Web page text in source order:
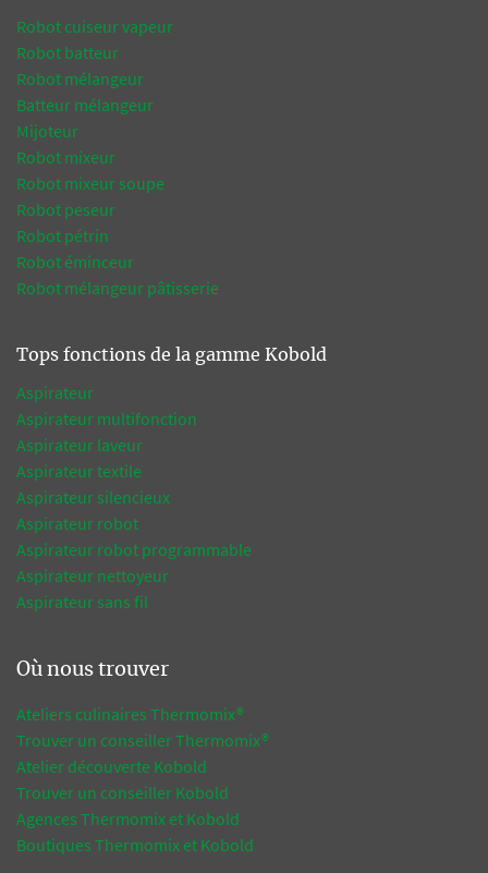
Robot cuiseur vapeur
Robot batteur
Robot mélangeur
Batteur mélangeur
Mijoteur
Robot mixeur
Robot mixeur soupe
Robot peseur
Robot pétrin
Robot éminceur
Robot mélangeur pâtisserie
Tops fonctions de la gamme Kobold
Aspirateur
Aspirateur multifonction
Aspirateur laveur
Aspirateur textile
Aspirateur silencieux
Aspirateur robot
Aspirateur robot programmable
Aspirateur nettoyeur
Aspirateur sans fil
Où nous trouver
Ateliers culinaires Thermomix®
Trouver un conseiller Thermomix®
Atelier découverte Kobold
Trouver un conseiller Kobold
Agences Thermomix et Kobold
Boutiques Thermomix et Kobold